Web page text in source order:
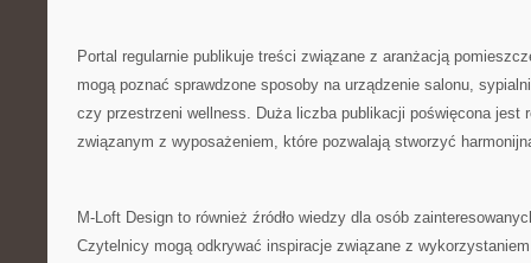
Portal regularnie publikuje treści związane z aranżacją
mogą poznać sprawdzone sposoby na urządzenie salonu,
czy przestrzeni wellness. Duża liczba publikacji poświęcona jest
związanym z wyposażeniem, które pozwalają stworzyć
M-Loft Design to również źródło wiedzy dla osób
Czytelnicy mogą odkrywać inspiracje związane z